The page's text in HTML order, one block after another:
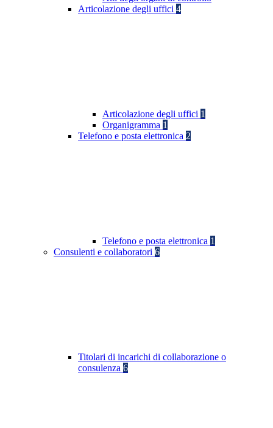
Articolazione degli uffici 4
Articolazione degli uffici 1
Organigramma 1
Telefono e posta elettronica 2
Telefono e posta elettronica 1
Consulenti e collaboratori 6
Titolari di incarichi di collaborazione o
consulenza 6